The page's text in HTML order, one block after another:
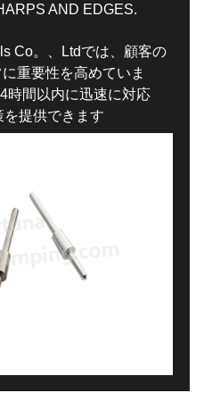
AND EDGES.
Co。、Ltdでは、顧客の
重要性を高めていま
時間以内に迅速に対応
を提供できます